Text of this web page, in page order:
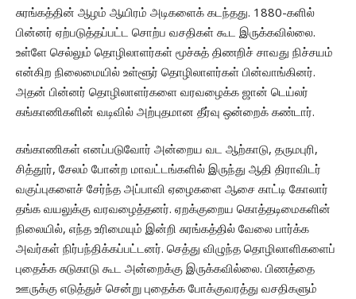
சுரங்கத்தின் ஆழம் ஆயிரம் அடிகளைக் கடந்தது. 1880-களில்
பின்னர் ஏற்படுத்தப்பட்ட சொற்ப வசதிகள் கூட இருக்கவில்லை.
உள்ளே செல்லும் தொழிலாளர்கள் மூச்சுத் திணறிச் சாவது நிச்சயம்
என்கிற நிலைமையில் உள்ளூர் தொழிலாளர்கள் பின்வாங்கினர்.
அதன் பின்னர் தொழிலாளர்களை வரவழைக்க ஜான் டெய்லர்
கங்காணிகளின் வடிவில் அற்புதமான தீர்வு ஒன்றைக் கண்டார்.
கங்காணிகள் எனப்படுவோர் அன்றைய வட ஆற்காடு, தருமபுரி,
சித்தூர், சேலம் போன்ற மாவட்டங்களில் இருந்து ஆதி திராவிடர்
வகுப்புகளைச் சேர்ந்த அப்பாவி ஏழைகளை ஆசை காட்டி கோலார்
தங்க வயலுக்கு வரவழைத்தனர். ஏறக்குறைய கொத்தடிமைகளின்
நிலையில், எந்த உரிமையும் இன்றி சுரங்கத்தில் வேலை பார்க்க
அவர்கள் நிர்பந்திக்கப்பட்டனர். செத்து விழுந்த தொழிலாளிகளைப்
புதைக்க சுடுகாடு கூட அன்றைக்கு இருக்கவில்லை. பிணத்தை
ஊருக்கு எடுத்துச் சென்று புதைக்க போக்குவரத்து வசதிகளும்